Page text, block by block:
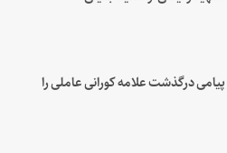
درگذشت علامه کورانی عاملی را